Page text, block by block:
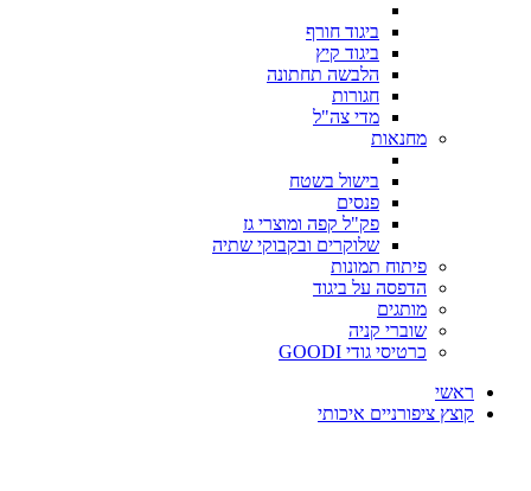
ביגוד חורף
ביגוד קיץ
הלבשה תחתונה
חגורות
מדי צה"ל
מחנאות
בישול בשטח
פנסים
פק"ל קפה ומוצרי גז
שלוקרים ובקבוקי שתיה
פיתוח תמונות
הדפסה על ביגוד
מותגים
שוברי קניה
כרטיסי גודי GOODI
ראשי
קוצץ ציפורניים איכותי